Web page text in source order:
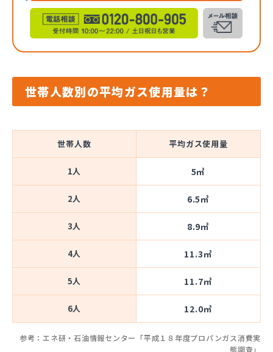
世帯人数別の平均ガス使用量は？
世帯人数 平均ガス使用量
1人 5㎥
2人 6.5㎥
3人 8.9㎥
4人 11.3㎥
5人 11.7㎥
6人 12.0㎥
参考：エネ研・石油情報センター「平成１８年度プロパンガス消費実
態調査」